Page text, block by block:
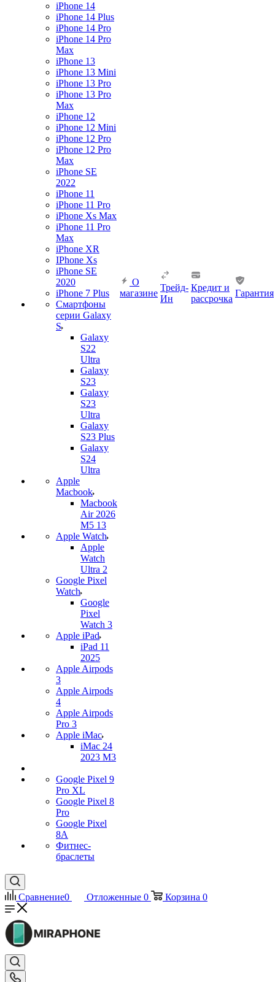
iPhone 14
iPhone 14 Plus
iPhone 14 Pro
iPhone 14 Pro
Max
iPhone 13
iPhone 13 Mini
iPhone 13 Pro
iPhone 13 Pro
Max
iPhone 12
iPhone 12 Mini
iPhone 12 Pro
iPhone 12 Pro
Max
iPhone SE
2022
iPhone 11
iPhone 11 Pro
iPhone Xs Max
iPhone 11 Pro
Max
iPhone XR
IPhone Xs
iPhone SE
2020
iPhone 7 Plus
Смартфоны
серии Galaxy
S
Galaxy
S22
Ultra
Galaxy
S23
Galaxy
S23
Ultra
Galaxy
S23 Plus
Galaxy
S24
Ultra
Apple
Macbook
Macbook
Air 2026
M5 13
Apple Watch
Apple
Watch
Ultra 2
Google Pixel
Watch
Google
Pixel
Watch 3
Apple iPad
iPad 11
2025
Apple Airpods
3
Apple Airpods
4
Apple Airpods
Pro 3
Apple iMac
iMac 24
2023 M3
Google Pixel 9
Pro XL
Google Pixel 8
Pro
Google Pixel
8A
Фитнес-
браслеты
О
магазине
Трейд-
Ин
Кредит и
рассрочка
Гарантия
Сравнение0 Отложенные 0 Корзина 0